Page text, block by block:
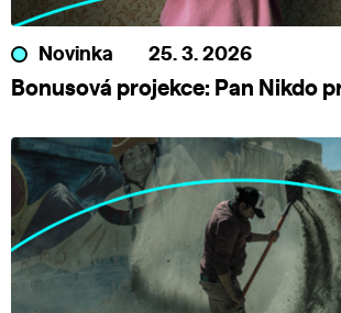
Novinka 25. 3. 2026
Bonusová projekce: Pan Nikdo